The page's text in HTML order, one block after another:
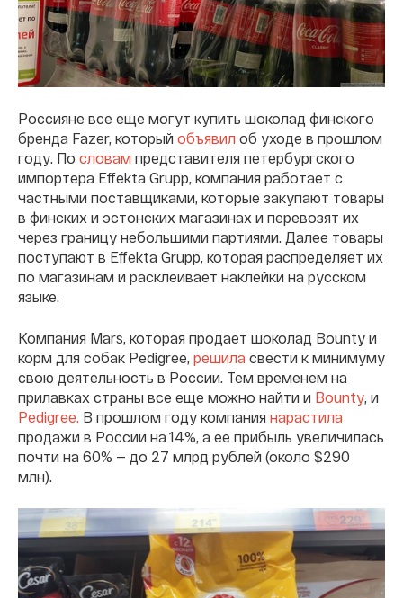
Россияне все еще могут купить шоколад финского
бренда Fazer, который объявил об уходе в прошлом
году. По словам представителя петербургского
импортера Effekta Grupp, компания работает с
частными поставщиками, которые закупают товары
в финских и эстонских магазинах и перевозят их
через границу небольшими партиями. Далее товары
поступают в Effekta Grupp, которая распределяет их
по магазинам и расклеивает наклейки на русском
языке.
Компания Mars, которая продает шоколад Bounty и
корм для собак Pedigree, решила свести к минимуму
свою деятельность в России. Тем временем на
прилавках страны все еще можно найти и Bounty, и
Pedigree. В прошлом году компания нарастила
продажи в России на 14%, а ее прибыль увеличилась
почти на 60% — до 27 млрд рублей (около $290
млн).